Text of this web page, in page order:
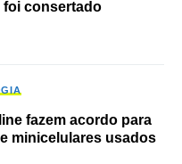
foi consertado
fazem acordo para
minicelulares usados